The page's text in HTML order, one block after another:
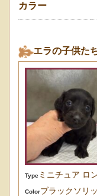
カラー
エラの子供た
Type ミニチュア ロ
Colorブラックソリ